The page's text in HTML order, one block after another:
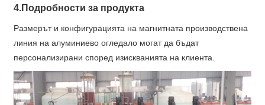
4.Подробности за продукта
Размерът и конфигурацията на магнитната производствена
линия на алуминиево огледало могат да бъдат
персонализирани според изискванията на клиента.